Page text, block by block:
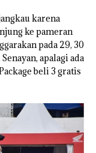
karena
ke pameran
pada 29, 30
apalagi ada
beli 3 gratis